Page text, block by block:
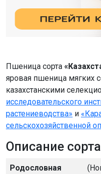
Пшеница сорта
яровая пшеница мягких
казахстанскими
исследовательского
растениеводства» и
сельскохозяйственной
Описание сорта
Родословная